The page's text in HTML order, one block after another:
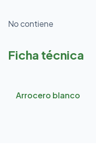
No contiene
Ficha técnica
Arrocero blanco